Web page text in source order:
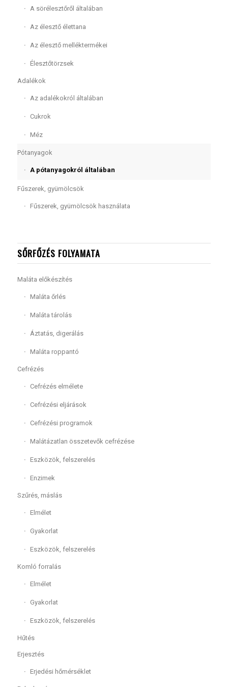
A sörélesztőről általában
Az élesztő élettana
Az élesztő melléktermékei
Élesztőtörzsek
Adalékok
Az adalékokról általában
Cukrok
Méz
Pótanyagok
A pótanyagokról általában
Fűszerek, gyümölcsök
Fűszerek, gyümölcsök használata
SŐRFŐZÉS FOLYAMATA
Maláta előkészítés
Maláta őrlés
Maláta tárolás
Áztatás, digerálás
Maláta roppantó
Cefrézés
Cefrézés elmélete
Cefrézési eljárások
Cefrézési programok
Malátázatlan összetevők cefrézése
Eszközök, felszerelés
Enzimek
Szűrés, máslás
Elmélet
Gyakorlat
Eszközök, felszerelés
Komló forralás
Elmélet
Gyakorlat
Eszközök, felszerelés
Hűtés
Erjesztés
Erjedési hőmérséklet